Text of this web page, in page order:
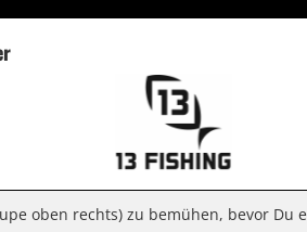
oben rechts) zu bemühen, bevor Du